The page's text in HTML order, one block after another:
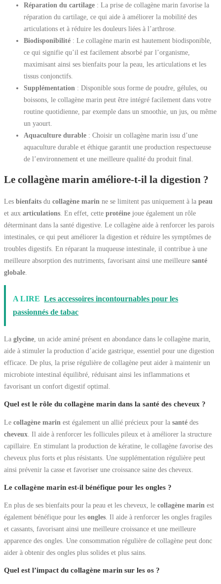
Réparation du cartilage : La prise de collagène marin favorise la
réparation du cartilage, ce qui aide à améliorer la mobilité des
articulations et à réduire les douleurs liées à l’arthrose.
Biodisponibilité : Le collagène marin est hautement biodisponible,
ce qui signifie qu’il est facilement absorbé par l’organisme,
maximisant ainsi ses bienfaits pour la peau, les articulations et les
tissus conjonctifs.
Supplémentation : Disponible sous forme de poudre, gélules, ou
boissons, le collagène marin peut être intégré facilement dans votre
routine quotidienne, par exemple dans un smoothie, un jus, ou même
un yaourt.
Aquaculture durable : Choisir un collagène marin issu d’une
aquaculture durable et éthique garantit une production respectueuse
de l’environnement et une meilleure qualité du produit final.
Le collagène marin améliore-t-il la digestion ?
Les bienfaits du collagène marin ne se limitent pas uniquement à la peau
et aux articulations . En effet, cette protéine joue également un rôle
déterminant dans la santé digestive. Le collagène aide à renforcer les parois
intestinales, ce qui peut améliorer la digestion et réduire les symptômes de
troubles digestifs. En réparant la muqueuse intestinale, il contribue à une
meilleure absorption des nutriments, favorisant ainsi une meilleure santé
globale
A LIRE Les accessoires incontournables pour les
passionnés de tabac
La glycine , un acide aminé présent en abondance dans le collagène marin,
aide à stimuler la production d’acide gastrique, essentiel pour une digestion
efficace. De plus, la prise régulière de collagène peut aider à maintenir un
microbiote intestinal équilibré, réduisant ainsi les inflammations et
favorisant un confort digestif optimal.
Quel est le rôle du collagène marin dans la santé des cheveux ?
Le collagène marin est également un allié précieux pour la santé des
cheveux . Il aide à renforcer les follicules pileux et à améliorer la structure
capillaire. En stimulant la production de kératine, le collagène favorise des
cheveux plus forts et plus résistants. Une supplémentation régulière peut
ainsi prévenir la casse et favoriser une croissance saine des cheveux.
Le collagène marin est-il bénéfique pour les ongles ?
En plus de ses bienfaits pour la peau et les cheveux, le collagène marin est
également bénéfique pour les ongles. Il aide à renforcer les ongles fragiles
et cassants, favorisant ainsi une meilleure croissance et une meilleure
apparence des ongles. Une consommation régulière de collagène peut donc
aider à obtenir des ongles plus solides et plus sains.
Quel est l’impact du collagène marin sur les os ?